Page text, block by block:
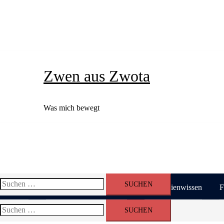
Zwen aus Zwota
Was mich bewegt
Suchen
nach:
Startseite Morgen und Übermorgen Immobilienwissen
Suchen